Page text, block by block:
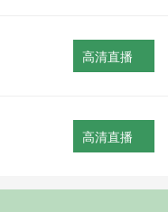
高清直播
高清直播